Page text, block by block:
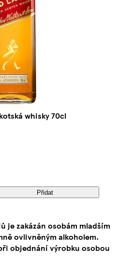
whisky 70cl
Přidat
je zakázán osobám mladším
ovlivněným alkoholem.
objednání výrobku osobou